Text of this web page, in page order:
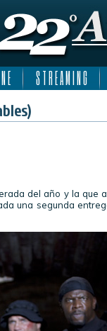
E S T R E A M I N G
del año y la que
una segunda